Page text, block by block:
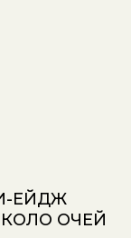
ЕЙДЖ
ОЧЕЙ